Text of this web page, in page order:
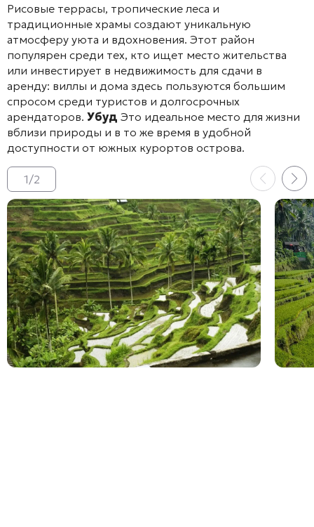
Рисовые террасы, тропические леса и
традиционные храмы создают уникальную
атмосферу уюта и вдохновения. Этот район
популярен среди тех, кто ищет место жительства
или инвестирует в недвижимость для сдачи в
аренду: виллы и дома здесь пользуются большим
спросом среди туристов и долгосрочных
арендаторов. Убуд Это идеальное место для жизни
вблизи природы и в то же время в удобной
доступности от южных курортов острова.
1/2